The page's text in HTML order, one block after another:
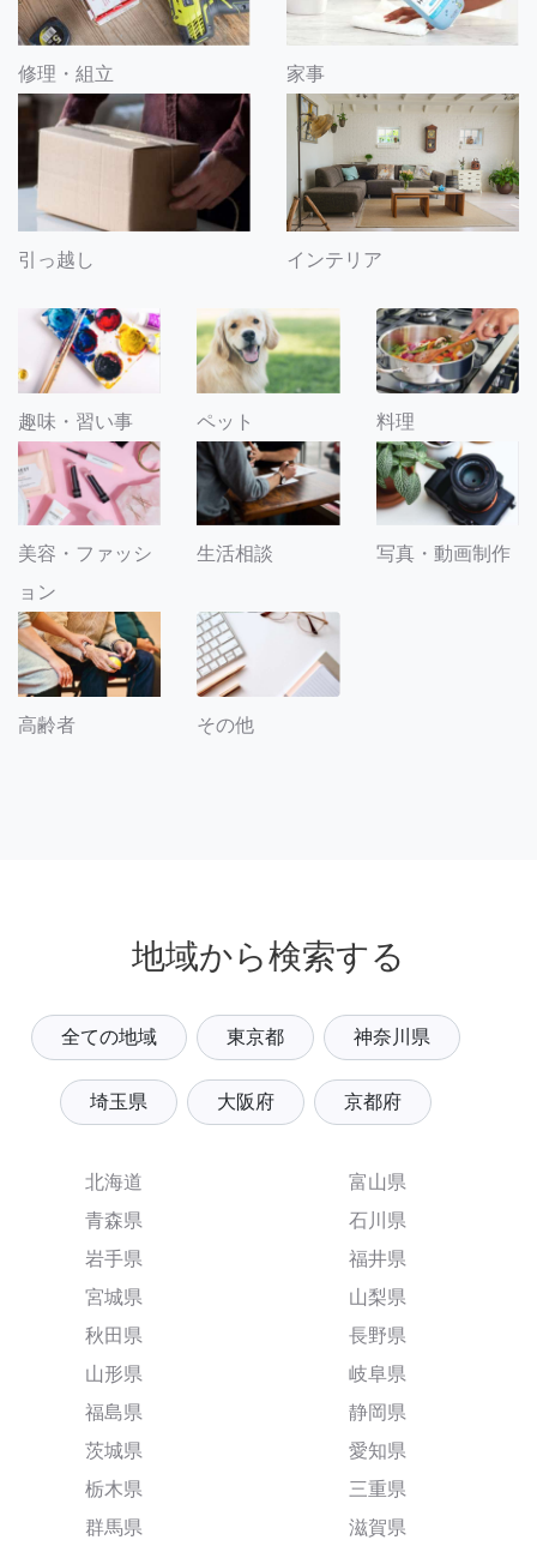
修理・組立 家事
引っ越し インテリア
趣味・習い事 ペット 料理
美容・ファッシ
ョン
生活相談 写真・動画制作
高齢者 その他
地域から検索する
全ての地域 東京都 神奈川県
埼玉県 大阪府 京都府
北海道
青森県
岩手県
宮城県
秋田県
山形県
福島県
茨城県
栃木県
群馬県
富山県
石川県
福井県
山梨県
長野県
岐阜県
静岡県
愛知県
三重県
滋賀県